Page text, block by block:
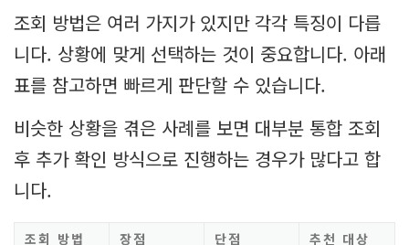
조회 방법은 여러 가지가 있지만 각각 특징이 다릅
니다. 상황에 맞게 선택하는 것이 중요합니다. 아래
표를 참고하면 빠르게 판단할 수 있습니다.
비슷한 상황을 겪은 사례를 보면 대부분 통합 조회
후 추가 확인 방식으로 진행하는 경우가 많다고 합
니다.
조회 방법 장점 단점 추천 대상